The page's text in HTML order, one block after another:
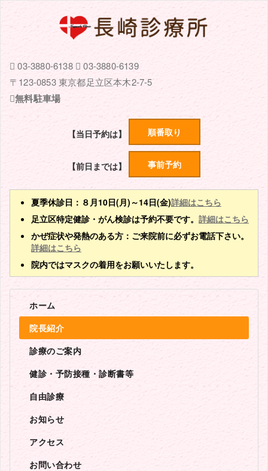
03-3880-6138
03-3880-6139
〒123-0853 東京都足立区本木2-7-5
無料駐車場
【当日予約は】 順番取り
【前日までは】 事前予約
夏季休診日：８月10日(月)～14日(金)詳細はこちら
足立区特定健診・がん検診は予約不要です。 詳細はこちら
かぜ症状や発熱のある方：ご来院前に必ずお電話下さい。
詳細はこちら
院内ではマスクの着用をお願いいたします。
ホーム
院長紹介
診療のご案内
健診・予防接種・診断書等
自由診療
お知らせ
アクセス
お問い合わせ